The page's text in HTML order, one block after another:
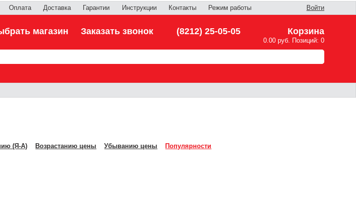
Оплата Доставка Гарантии Инструкции Контакты Режим работы Войти
магазин Заказать звонок (8212) 25-05-05 Корзина
0.00 руб. Позиций: 0
(Я-А) Возрастанию цены Убыванию цены Популярности